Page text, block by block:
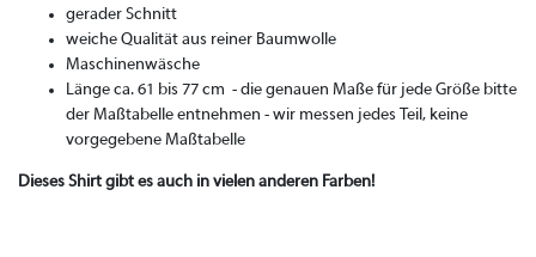
gerader Schnitt
weiche Qualität aus reiner Baumwolle
Maschinenwäsche
Länge ca. 61 bis 77 cm - die genauen Maße für jede Größe bitte
der Maßtabelle entnehmen - wir messen jedes Teil, keine
vorgegebene Maßtabelle
Dieses Shirt gibt es auch in vielen anderen Farben!